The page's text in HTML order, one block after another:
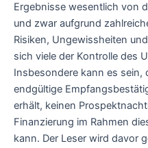
Ergebnisse wesentlich von
und zwar aufgrund
Risiken, Ungewissheiten
sich viele der Kontrolle des
Insbesondere kann es sein,
endgültige
erhält, keinen
Finanzierung im Rahmen
kann. Der Leser wird davor